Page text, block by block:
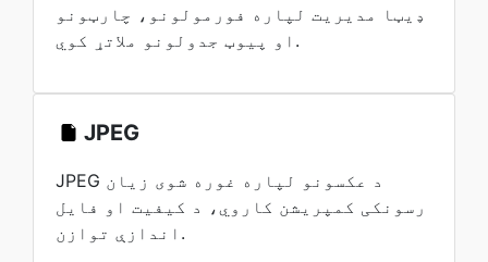
ډیټا مدیریت لپاره فورمولونو، چارټونو
او پیوټ جدولونو ملاتړ کوي.
JPEG
JPEG د عکسونو لپاره غوره شوی زیان
رسونکی کمپریشن کاروي، د کیفیت او فایل
اندازې توازن.